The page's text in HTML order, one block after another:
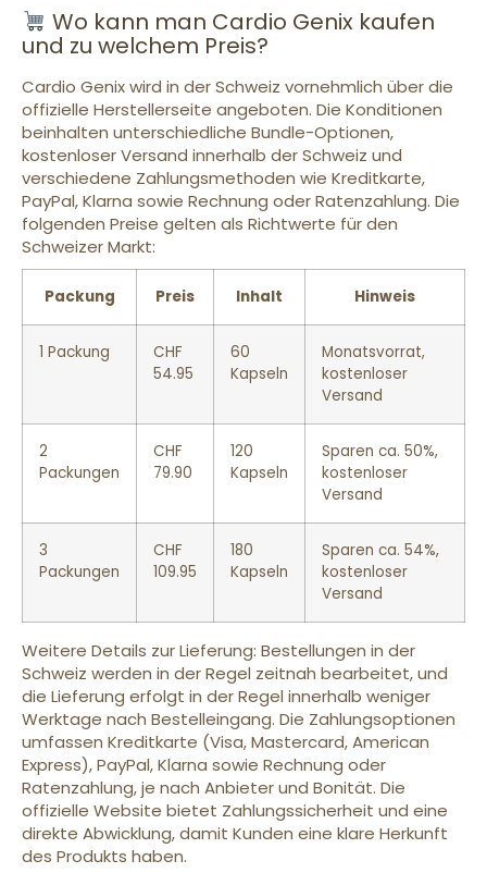
Wo kann man Cardio Genix kaufen
und zu welchem Preis?
Cardio Genix wird in der Schweiz vornehmlich über die
offizielle Herstellerseite angeboten. Die Konditionen
beinhalten unterschiedliche Bundle-Optionen,
kostenloser Versand innerhalb der Schweiz und
verschiedene Zahlungsmethoden wie Kreditkarte,
PayPal, Klarna sowie Rechnung oder Ratenzahlung. Die
folgenden Preise gelten als Richtwerte für den
Schweizer Markt:
Packung Preis Inhalt Hinweis
1 Packung
CHF
54.95
60
Kapseln
Monatsvorrat,
kostenloser
Versand
2
Packungen
CHF
79.90
120
Kapseln
Sparen ca. 50%,
kostenloser
Versand
3
Packungen
CHF
109.95
180
Kapseln
Sparen ca. 54%,
kostenloser
Versand
Weitere Details zur Lieferung: Bestellungen in der
Schweiz werden in der Regel zeitnah bearbeitet, und
die Lieferung erfolgt in der Regel innerhalb weniger
Werktage nach Bestelleingang. Die Zahlungsoptionen
umfassen Kreditkarte (Visa, Mastercard, American
Express), PayPal, Klarna sowie Rechnung oder
Ratenzahlung, je nach Anbieter und Bonität. Die
offizielle Website bietet Zahlungssicherheit und eine
direkte Abwicklung, damit Kunden eine klare Herkunft
des Produkts haben.